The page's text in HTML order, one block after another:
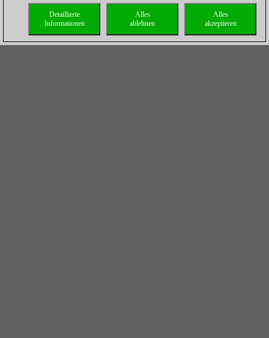
Alles
akzeptieren
Alles
ablehnen
Detaillierte
Informationen